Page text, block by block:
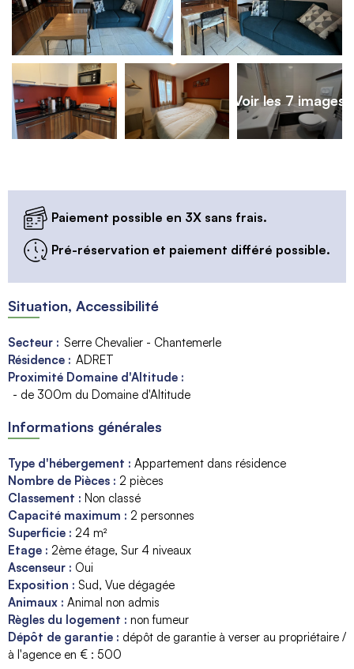
Voir les 7 images
Paiement possible en 3X sans frais.
Pré-réservation et paiement différé possible.
Situation, Accessibilité
Secteur : Serre Chevalier - Chantemerle
Résidence : ADRET
Proximité Domaine d'Altitude :
- de 300m du Domaine d'Altitude
Informations générales
Type d'hébergement : Appartement dans résidence
Nombre de Pièces : 2 pièces
Classement : Non classé
Capacité maximum : 2 personnes
Superficie : 24 m²
Etage : 2ème étage Sur 4 niveaux
Ascenseur : Oui
Exposition : Sud Vue dégagée
Animaux : Animal non admis
Règles du logement : non fumeur
Dépôt de garantie : dépôt de garantie à verser au propriétaire /
à l'agence en € : 500